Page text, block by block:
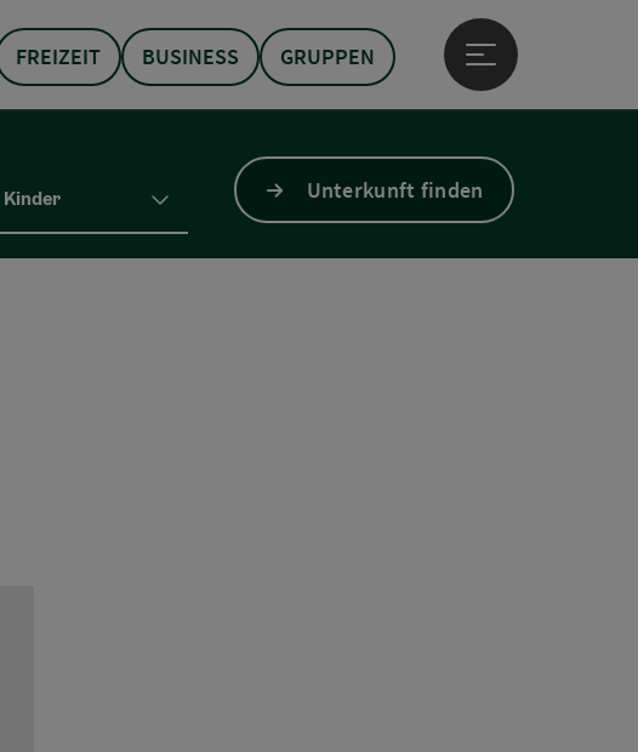
FREIZEIT BUSINESS GRUPPEN
Hauptmenü öffnen
Kinder Unterkunft finden